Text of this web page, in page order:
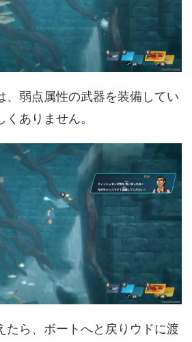
、弱点属性の武器を装備してい
ありません。
たら、ボートへと戻りウドに渡